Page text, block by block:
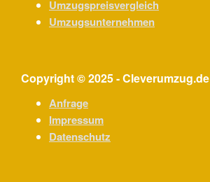
Umzugspreisvergleich
Umzugsunternehmen
Copyright © 2025 - Cleverumzug.de
Anfrage
Impressum
Datenschutz